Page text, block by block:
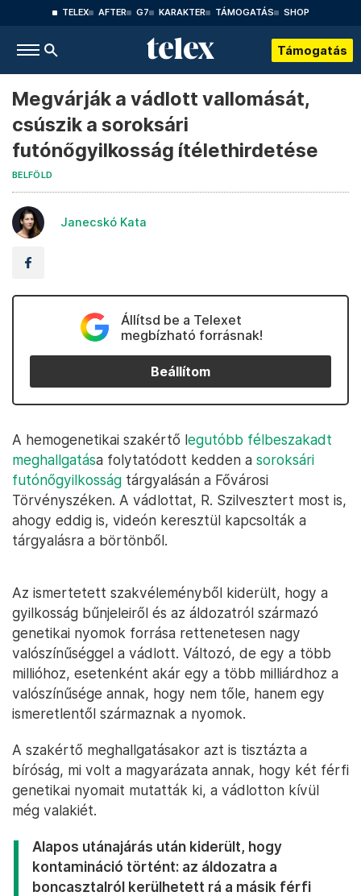
TELEX AFTER G7 KARAKTER TÁMOGATÁS SHOP
Támogatás
Megvárják a vádlott vallomását,
csúszik a soroksári
futónőgyilkosság ítélethirdetése
BELFÖLD
Janecskó Kata
Állítsd be a Telexet
megbízható forrásnak!
Beállítom
A hemogenetikai szakértő legutóbb félbeszakadt
meghallgatása folytatódott kedden a soroksári
futónőgyilkosság tárgyalásán a Fővárosi
Törvényszéken. A vádlottat, R. Szilvesztert most is,
ahogy eddig is, videón keresztül kapcsolták a
tárgyalásra a börtönből.
Az ismertetett szakvéleményből kiderült, hogy a
gyilkosság bűnjeleiről és az áldozatról származó
genetikai nyomok forrása rettenetesen nagy
valószínűséggel a vádlott. Változó, de egy a több
millióhoz, esetenként akár egy a több milliárdhoz a
valószínűsége annak, hogy nem tőle, hanem egy
ismeretlentől származnak a nyomok.
A szakértő meghallgatásakor azt is tisztázta a
bíróság, mi volt a magyarázata annak, hogy két férfi
genetikai nyomait mutatták ki, a vádlotton kívül
még valakiét.
Alapos utánajárás után kiderült, hogy
kontamináció történt: az áldozatra a
boncasztalról kerülhetett rá a másik férfi